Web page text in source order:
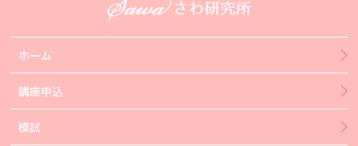
ホーム
講座申込
模試